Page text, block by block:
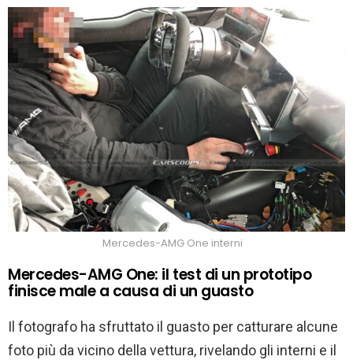
Mercedes-AMG One interni
Mercedes-AMG One: il test di un prototipo
finisce male a causa di un guasto
Il fotografo ha sfruttato il guasto per catturare alcune
foto più da vicino della vettura, rivelando gli interni e il